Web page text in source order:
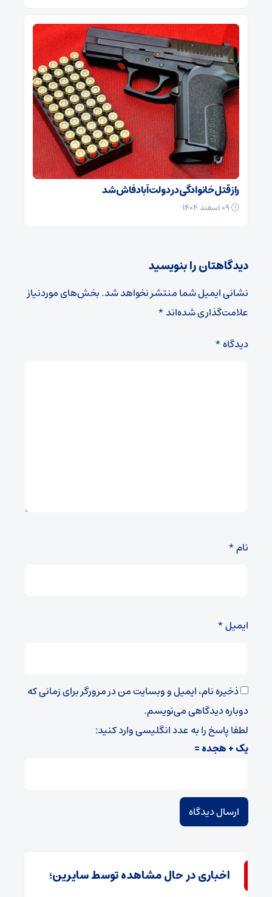
راز قتل خانوادگی در دولت‌آباد فاش شد
دیدگاهتان را بنویسید
نشانی ایمیل شما منتشر نخواهد شد.بخش‌های موردنیاز
علامت‌گذاری شده‌اند*
دیدگاه*
نام*
ایمیل*
ذخیره نام، ایمیل و وبسایت من در مرورگر برای زمانی که
دوباره دیدگاهی می‌نویسم.
لطفا پاسخ را به عدد انگلیسی وارد کنید:
یک + هجده =
اخباری در حال مشاهده توسط سایرین؛